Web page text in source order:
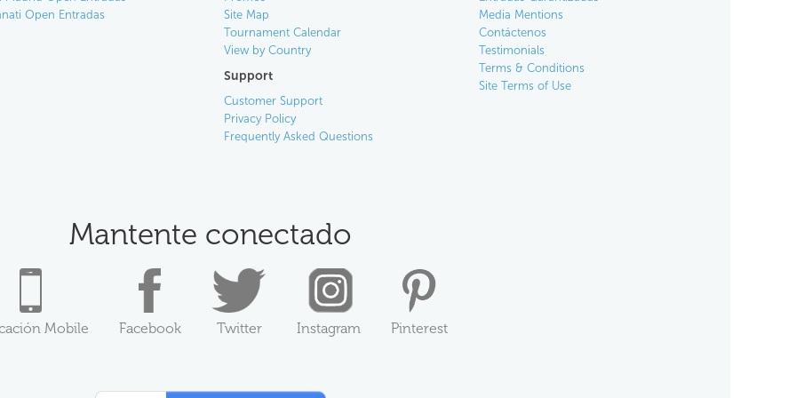
Open Entradas
Site Map
Tournament Calendar
View by Country
Support
Customer Support
Privacy Policy
Frequently Asked Questions
Media Mentions
Contáctenos
Testimonials
Terms & Conditions
Site Terms of Use
Mantente conectado
Mobile Facebook Twitter Instagram Pinterest